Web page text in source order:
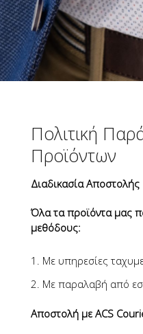
Πολιτική
Προϊόντων
Διαδικασία Αποστολής
Όλα τα προϊόντα μας
μεθόδους:
Με υπηρεσίες
Με παραλαβή από
Αποστολή με ACS